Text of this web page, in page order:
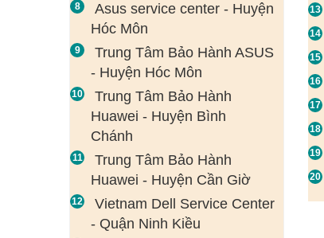
Asus service center - Huyện
Hóc Môn
Trung Tâm Bảo Hành ASUS
- Huyện Hóc Môn
Trung Tâm Bảo Hành
Huawei - Huyện Bình
Chánh
Trung Tâm Bảo Hành
Huawei - Huyện Cần Giờ
Vietnam Dell Service Center
- Quận Ninh Kiều